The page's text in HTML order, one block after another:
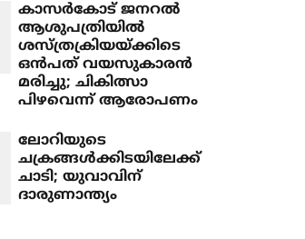
കാസർകോട് ജനറൽ
ആശുപത്രിയിൽ
ശസ്ത്രക്രിയയ്ക്കിടെ
ഒൻപത് വയസുകാരൻ
മരിച്ചു; ചികിത്സാ
പിഴവെന്ന് ആരോപണം
ലോറിയുടെ
ചക്രങ്ങള്‍ക്കിടയിലേക്ക്
ചാടി; യുവാവിന്
ദാരുണാന്ത്യം